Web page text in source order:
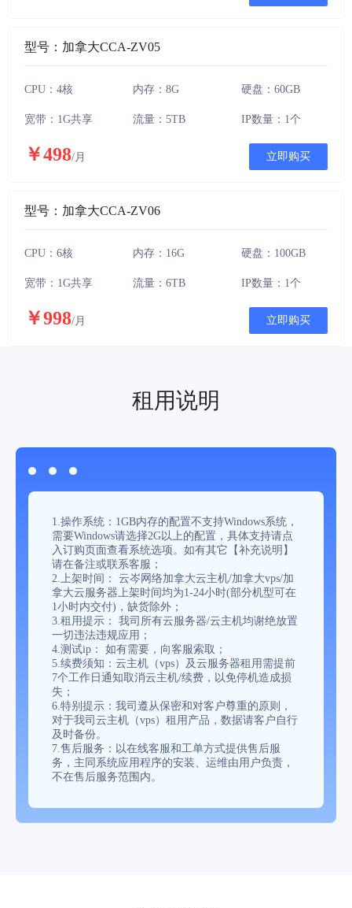
型号：加拿大CCA-ZV05
CPU：4核 内存：8G 硬盘：60GB
宽带：1G共享 流量：5TB IP数量：1个
￥498/月 立即购买
型号：加拿大CCA-ZV06
CPU：6核 内存：16G 硬盘：100GB
宽带：1G共享 流量：6TB IP数量：1个
￥998/月 立即购买
租用说明
1.操作系统：1GB内存的配置不支持Windows系统，
需要Windows请选择2G以上的配置，具体支持请点
入订购页面查看系统选项。如有其它【补充说明】
请在备注或联系客服；
2.上架时间： 云岑网络加拿大云主机/加拿大vps/加
拿大云服务器上架时间均为1-24小时(部分机型可在
1小时内交付)，缺货除外；
3.租用提示： 我司所有云服务器/云主机均谢绝放置
一切违法违规应用；
4.测试ip： 如有需要，向客服索取；
5.续费须知：云主机（vps）及云服务器租用需提前
7个工作日通知取消云主机/续费，以免停机造成损
失；
6.特别提示：我司遵从保密和对客户尊重的原则，
对于我司云主机（vps）租用产品，数据请客户自行
及时备份。
7.售后服务：以在线客服和工单方式提供售后服
务，主同系统应用程序的安装、运维由用户负责，
不在售后服务范围内。